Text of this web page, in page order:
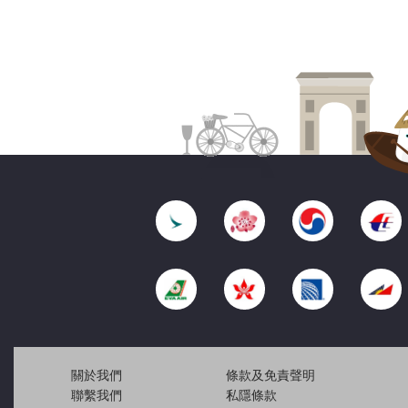
關於我們
聯繫我們
條款及免責聲明
私隱條款